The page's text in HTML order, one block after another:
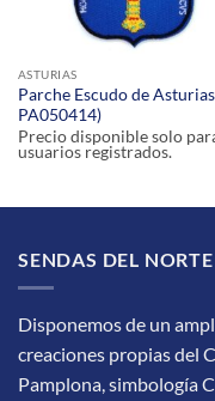
ASTURIAS
Parche Escudo de
PA050414)
Precio disponible solo
usuarios registrados.
SENDAS DEL NORTE
Disponemos de un
creaciones propias del
Pamplona, simbología